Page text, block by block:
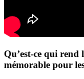
Qu’est-ce qui
mémorable pour